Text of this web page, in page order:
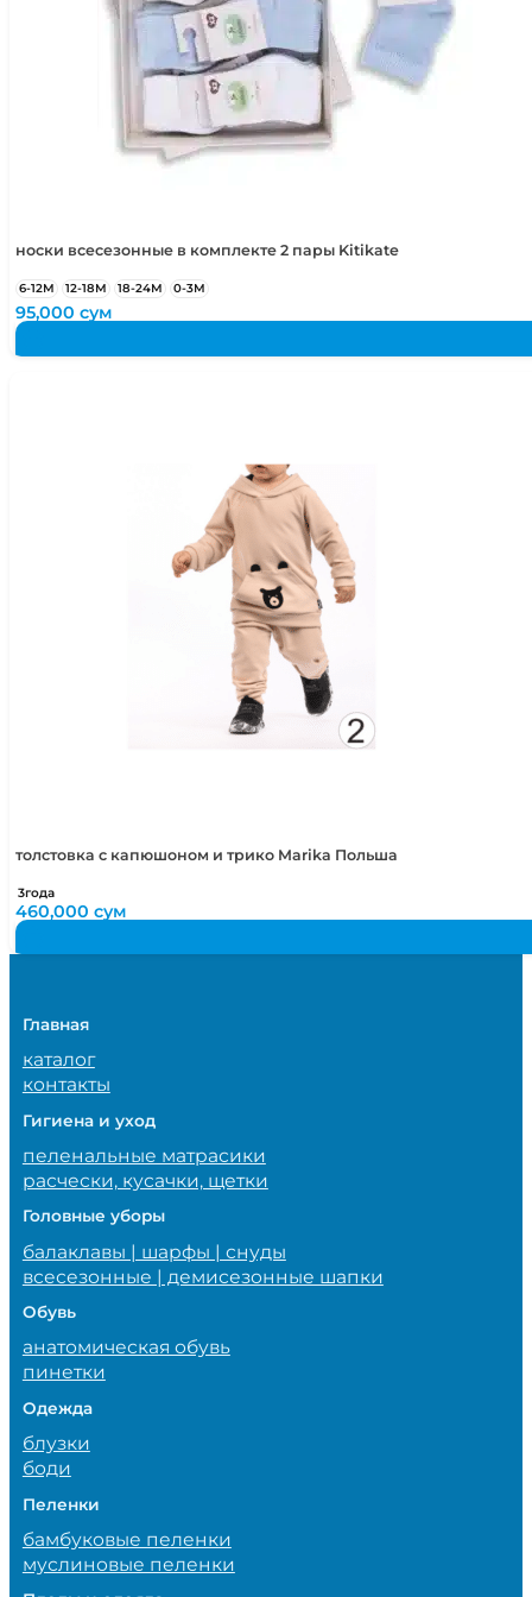
носки всесезонные в комплекте 2 пары Kitikate
6-12М 12-18М 18-24М 0-3М
95,000сум
толстовка с капюшоном и трико Marika Польша
3года
460,000сум
Главная
каталог
контакты
Гигиена и уход
пеленальные матрасики
расчески, кусачки, щетки
Головные уборы
балаклавы | шарфы | снуды
всесезонные | демисезонные шапки
Обувь
анатомическая обувь
пинетки
Одежда
блузки
боди
Пеленки
бамбуковые пеленки
муслиновые пеленки